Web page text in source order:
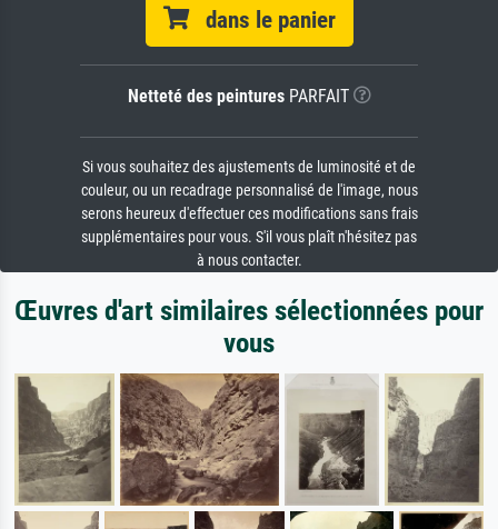
dans le panier
Netteté des peinturesPARFAIT
Si vous souhaitez des ajustements de luminosité et de
couleur, ou un recadrage personnalisé de l'image, nous
serons heureux d'effectuer ces modifications sans frais
supplémentaires pour vous. S'il vous plaît n'hésitez pas
à nous contacter.
Œuvres d'art similaires sélectionnées pour
vous